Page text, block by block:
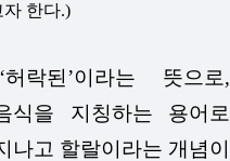
한다.)
락된’이라는 뜻으로,
을 지칭하는 용어로
고 할랄이라는 개념이